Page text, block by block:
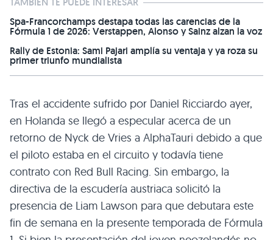
Spa-Francorchamps destapa todas las carencias de la
Fórmula 1 de 2026: Verstappen, Alonso y Sainz alzan la voz
Rally de Estonia: Sami Pajari amplía su ventaja y ya roza su
primer triunfo mundialista
Tras el accidente sufrido por Daniel Ricciardo ayer,
en Holanda se llegó a especular acerca de un
retorno de Nyck de Vries a AlphaTauri debido a que
el piloto estaba en el circuito y todavía tiene
contrato con Red Bull Racing. Sin embargo, la
directiva de la escudería austriaca solicitó la
presencia de Liam Lawson para que debutara este
fin de semana en la presente temporada de Fórmula